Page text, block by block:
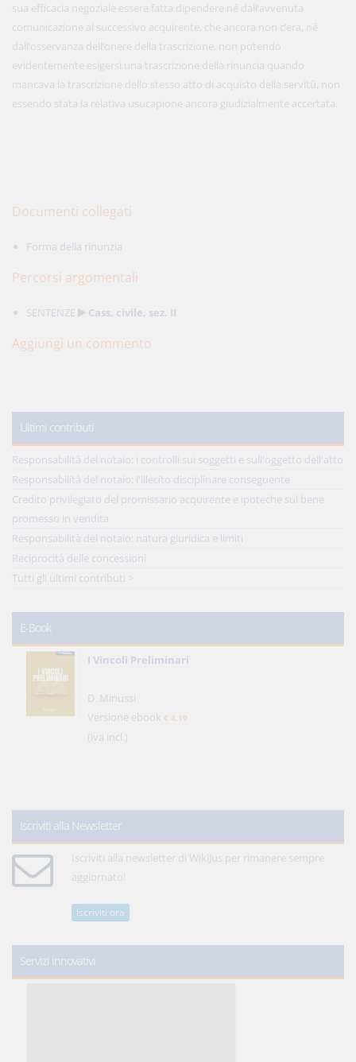
sua efficacia negoziale essere fatta dipendere né dall’avvenuta
comunicazione al successivo acquirente, che ancora non c’era, né
dall’osservanza dell’onere della trascrizione, non potendo
evidentemente esigersi una trascrizione della rinuncia quando
mancava la trascrizione dello stesso atto di acquisto della servitù, non
essendo stata la relativa usucapione ancora giudizialmente accertata.
Documenti collegati
Forma della rinunzia
Percorsi argomentali
SENTENZE Cass. civile, sez. II
Aggiungi un commento
Ultimi contributi
Responsabilità del notaio: i controlli sui soggetti e sull'oggetto dell'atto
Responsabilità del notaio: l'illecito disciplinare conseguente
Credito privilegiato del promissario acquirente e ipoteche sul bene
promesso in vendita
Responsabilità del notaio: natura giuridica e limiti
Reciprocità delle concessioni
Tutti gli ultimi contributi >
E-Book
I Vincoli Preliminari
D. Minussi
Versione ebook € 4,19
(iva incl.)
Iscriviti alla Newsletter
Iscriviti alla newsletter di WikiJus per rimanere sempre
aggiornato!
Iscriviti ora
Servizi innovativi